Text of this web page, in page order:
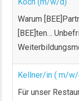
Warum
[BEE]ten…
Kellner/in ( m/w/
Für unser